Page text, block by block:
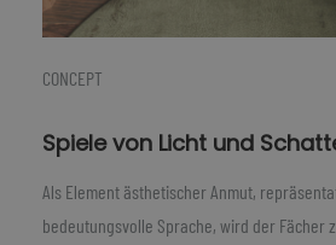
CONCEPT
Spiele von Licht und
Als Element ästhetischer Anmut,
bedeutungsvolle Sprache, wird der Fächer